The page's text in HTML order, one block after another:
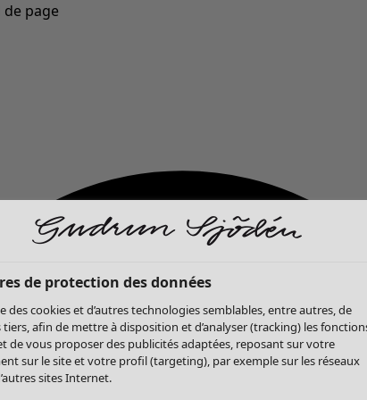
page
de protection des données
des cookies et d’autres technologies semblables, entre autres, de
afin de mettre à disposition et d’analyser (tracking) les
de vous proposer des publicités adaptées, reposant sur votre
sur le site et votre profil (targeting), par exemple sur les réseaux
sites Internet.